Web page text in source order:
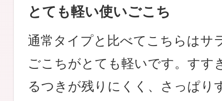
とても軽い使いごこち
通常タイプと比べてこちらはサ
ごこちがとても軽いです。すす
るつきが残りにくく、さっぱり